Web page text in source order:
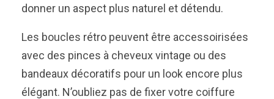
donner un aspect plus naturel et détendu.
Les boucles rétro peuvent être accessoirisées
avec des pinces à cheveux vintage ou des
bandeaux décoratifs pour un look encore plus
élégant. N’oubliez pas de fixer votre coiffure